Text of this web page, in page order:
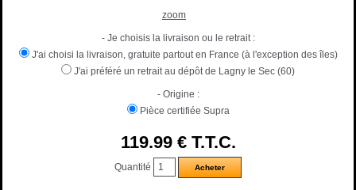
zoom
- Je choisis la livraison ou le retrait :
J'ai choisi la livraison, gratuite partout en France (à l'exception des îles)
J'ai préféré un retrait au dépôt de Lagny le Sec (60)
- Origine :
Pièce certifiée Supra
119.99€ T.T.C.
Quantité